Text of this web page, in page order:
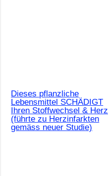
Dieses pflanzliche
Lebensmittel SCHÄDIGT
Ihren Stoffwechsel & Herz
(führte zu Herzinfarkten
gemäss neuer Studie)